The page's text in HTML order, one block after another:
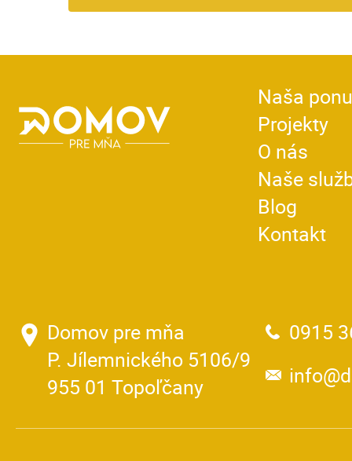
Naša
Projekty
O nás
Naše
Blog
Kontakt
Domov pre mňa
P. Jílemnického 5106/9
955 01 Topoľčany
0915